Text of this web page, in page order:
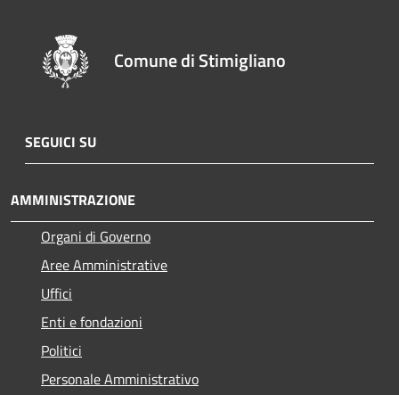
Comune di Stimigliano
SEGUICI SU
AMMINISTRAZIONE
Organi di Governo
Aree Amministrative
Uffici
Enti e fondazioni
Politici
Personale Amministrativo